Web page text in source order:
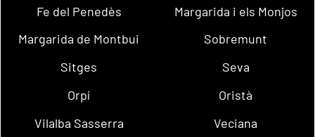
Fe del Penedès
Margarida i els Monjos
Margarida de Montbui
Sobremunt
Sitges
Seva
Orpí
Oristà
Vilalba Sasserra
Veciana